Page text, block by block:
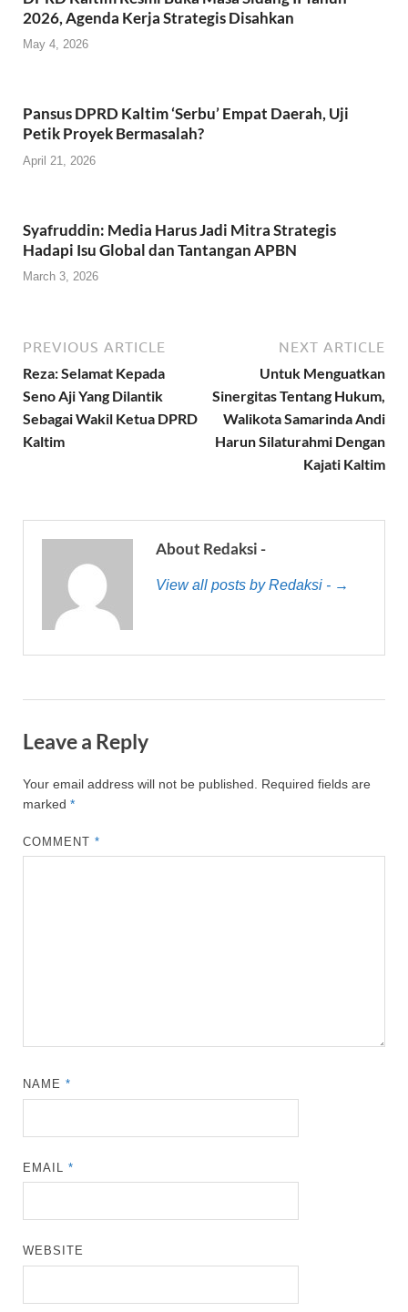
2026, Agenda Kerja Strategis Disahkan
May 4, 2026
Pansus DPRD Kaltim ‘Serbu’ Empat Daerah, Uji
Petik Proyek Bermasalah?
April 21, 2026
Syafruddin: Media Harus Jadi Mitra Strategis
Hadapi Isu Global dan Tantangan APBN
March 3, 2026
PREVIOUS ARTICLE
Reza: Selamat Kepada
Seno Aji Yang Dilantik
Sebagai Wakil Ketua DPRD
Kaltim
NEXT ARTICLE
Untuk Menguatkan
Sinergitas Tentang Hukum,
Walikota Samarinda Andi
Harun Silaturahmi Dengan
Kajati Kaltim
About Redaksi -
View all posts by Redaksi - →
Leave a Reply
Your email address will not be published.
Required fields are
marked *
COMMENT*
NAME*
EMAIL*
WEBSITE